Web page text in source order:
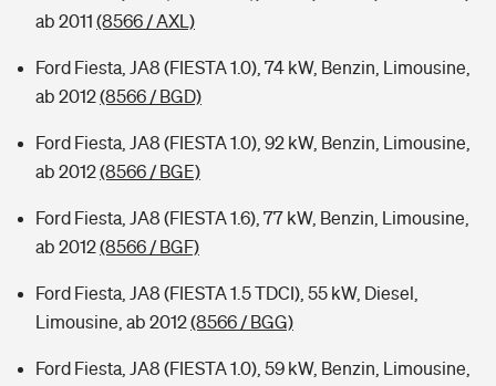
ab 2011 (8566 / AXL)
Ford Fiesta, JA8 (FIESTA 1.0), 74 kW, Benzin, Limousine,
ab 2012(8566 / BGD)
Ford Fiesta, JA8 (FIESTA 1.0), 92 kW, Benzin, Limousine,
ab 2012(8566 / BGE)
Ford Fiesta, JA8 (FIESTA 1.6), 77 kW, Benzin, Limousine,
ab 2012(8566 / BGF)
Ford Fiesta, JA8 (FIESTA 1.5 TDCI), 55 kW, Diesel,
Limousine, ab 2012(8566 / BGG)
Ford Fiesta, JA8 (FIESTA 1.0), 59 kW, Benzin, Limousine,